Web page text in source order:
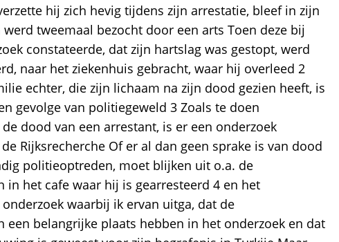
hij zich hevig tijdens zijn arrestatie, bleef in zijn
tweemaal bezocht door een arts Toen deze bij
constateerde, dat zijn hartslag was gestopt, werd
naar het ziekenhuis gebracht, waar hij overleed 2
echter, die zijn lichaam na zijn dood gezien heeft, is
gevolge van politiegeweld 3 Zoals te doen
dood van een arrestant, is er een onderzoek
Rijksrecherche Of er al dan geen sprake is van dood
politieoptreden, moet blijken uit o.a. de
in het cafe waar hij is gearresteerd 4 en het
waarbij ik ervan uitga, dat de
een belangrijke plaats hebben in het onderzoek en dat